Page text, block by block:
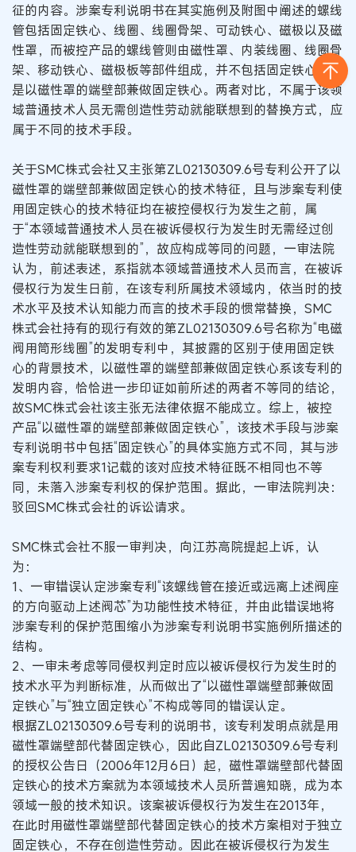
征的内容。涉案专利说明书在其实施例及附图中阐述的螺线
管包括固定铁心、线圈、线圈骨架、可动铁心、磁极以及磁
性罩，而被控产品的螺线管则由磁性罩、内装线圈、线圈骨
架、移动铁心、磁极板等部件组成，并不包括固定铁心，而
是以磁性罩的端壁部兼做固定铁心。两者对比，不属于该领
域普通技术人员无需创造性劳动就能联想到的替换方式，应
属于不同的技术手段。
关于SMC株式会社又主张第ZL02130309.6号专利公开了以
磁性罩的端壁部兼做固定铁心的技术特征，且与涉案专利使
用固定铁心的技术特征均在被控侵权行为发生之前，属
于“本领域普通技术人员在被诉侵权行为发生时无需经过创
造性劳动就能联想到的”，故应构成等同的问题，一审法院
认为，前述表述，系指就本领域普通技术人员而言，在被诉
侵权行为发生日前，在该专利所属技术领域内，依当时的技
术水平及技术认知能力而言的技术手段的惯常替换，SMC
株式会社持有的现行有效的第ZL02130309.6号名称为“电磁
阀用筒形线圈”的发明专利中，其披露的区别于使用固定铁
心的背景技术，以磁性罩的端壁部兼做固定铁心系该专利的
发明内容，恰恰进一步印证如前所述的两者不等同的结论，
故SMC株式会社该主张无法律依据不能成立。综上，被控
产品“以磁性罩的端壁部兼做固定铁心”，该技术手段与涉案
专利说明书中包括“固定铁心”的具体实施方式不同，其与涉
案专利权利要求1记载的该对应技术特征既不相同也不等
同，未落入涉案专利权的保护范围。据此，一审法院判决：
驳回SMC株式会社的诉讼请求。
SMC株式会社不服一审判决，向江苏高院提起上诉，认
为：
1、一审错误认定涉案专利“该螺线管在接近或远离上述阀座
的方向驱动上述阀芯”为功能性技术特征，并由此错误地将
涉案专利的保护范围缩小为涉案专利说明书实施例所描述的
结构。
2、一审未考虑等同侵权判定时应以被诉侵权行为发生时的
技术水平为判断标准，从而做出了“以磁性罩端壁部兼做固
定铁心”与“独立固定铁心”不构成等同的错误认定。
根据ZL02130309.6号专利的说明书，该专利发明点就是用
磁性罩端壁部代替固定铁心，因此自ZL02130309.6号专利
的授权公告日（2006年12月6日）起，磁性罩端壁部代替固
定铁心的技术方案就为本领域技术人员所普遍知晓，成为本
领域一般的技术知识。该案被诉侵权行为发生在2013年，
在此时用磁性罩端壁部代替固定铁心的技术方案相对于独立
固定铁心，不存在创造性劳动。因此在被诉侵权行为发生